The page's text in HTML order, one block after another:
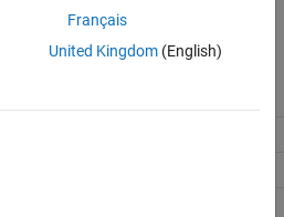
Français
United Kingdom(English)